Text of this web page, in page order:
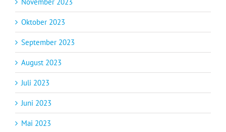
Oktober 2023
September 2023
August 2023
Juli 2023
Juni 2023
Mai 2023